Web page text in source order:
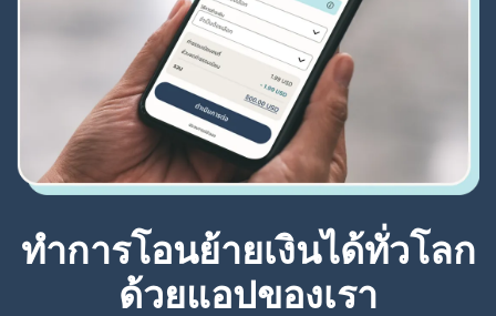
ทำการโอนย้ายเงินได้ทั่วโลก
ด้วยแอปของเรา